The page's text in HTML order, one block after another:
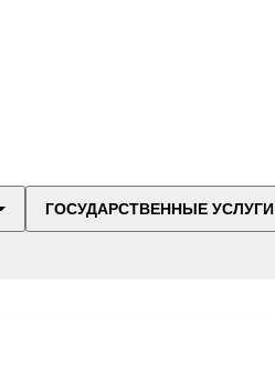
ГОСУДАРСТВЕННЫЕ УСЛУГИ